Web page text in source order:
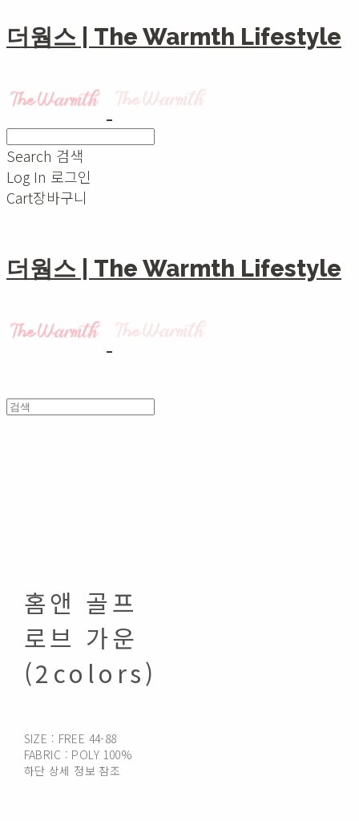
더웜스 | The Warmth Lifestyle
Search 검색
Log In 로그인
Cart장바구니
더웜스 | The Warmth Lifestyle
홈앤 골프
로브 가운
(2colors)
SIZE : FREE 44-88
FABRIC : POLY 100%
하단 상세 정보 참조